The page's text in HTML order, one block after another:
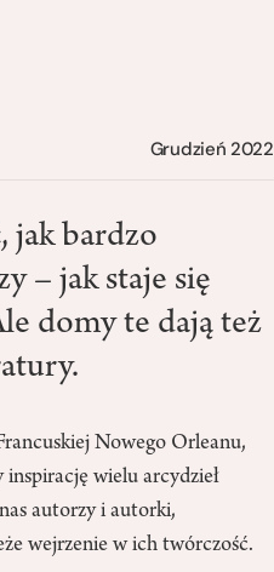
Grudzień 2022
jak bardzo
– jak staje się
domy te dają też
Nowego Orleanu,
wielu arcydzieł
autorzy i autorki,
wejrzenie w ich twórczość.